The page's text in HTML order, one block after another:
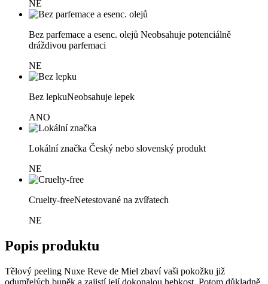
NE
Bez parfemace a esenc. olejů Neobsahuje potenciálně
dráždivou parfemaci
NE
Bez lepkuNeobsahuje lepek
ANO
Lokální značka Český nebo slovenský produkt
NE
Cruelty-freeNetestované na zvířatech
NE
Popis produktu
Tělový peeling Nuxe Reve de Miel zbaví vaši pokožku již
odumřelých buněk a zajistí její dokonalou hebkost. Potom důkladně